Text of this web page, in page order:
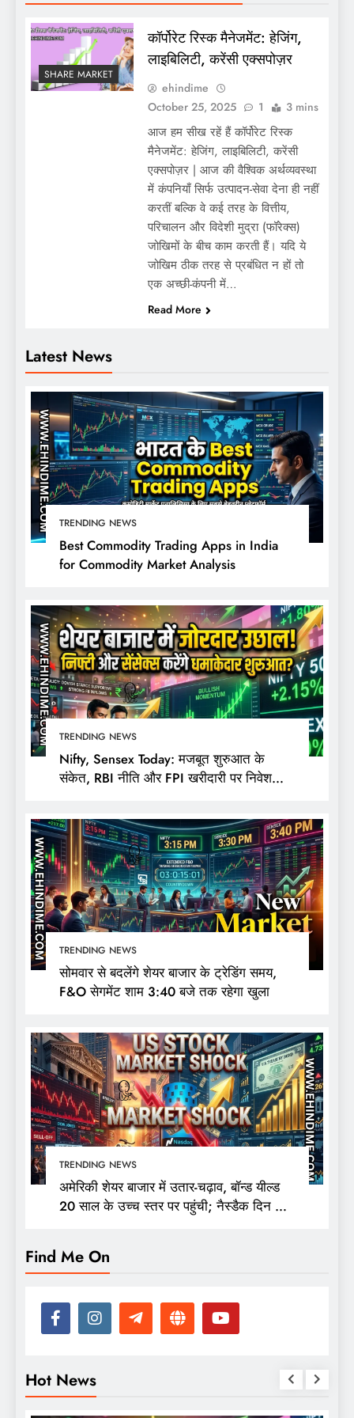
Latest News
TRENDING NEWS
Best Commodity Trading Apps in India
for Commodity Market Analysis
TRENDING NEWS
Nifty, Sensex Today: मजबूत शुरुआत के
संकेत, RBI नीति और FPI खरीदारी पर निवेशकों
TRENDING NEWS
सोमवार से बदलेंगे शेयर बाजार के ट्रेडिंग समय,
F&O सेगमेंट शाम 3:40 बजे तक रहेगा खुला
TRENDING NEWS
अमेरिकी शेयर बाजार में उतार-चढ़ाव, बॉन्ड यील्ड
20 साल के उच्च स्तर पर पहुंची; नैस्डैक दिन की
SHARE MARKET
कॉर्पोरेट रिस्क मैनेजमेंट: हेजिंग,
लाइबिलिटी, करेंसी एक्सपोज़र
ehindime
October 25, 2025
1 3 mins
आज हम सीख रहें हैं कॉर्पोरेट रिस्क
मैनेजमेंट: हेजिंग, लाइबिलिटी, करेंसी
एक्सपोज़र | आज की वैश्विक अर्थव्यवस्था
में कंपनियाँ सिर्फ उत्पादन-सेवा देना ही नहीं
करतीं बल्कि वे कई तरह के वित्तीय,
परिचालन और विदेशी मुद्रा (फॉरेक्स)
जोखिमों के बीच काम करती हैं। यदि ये
जोखिम ठीक तरह से प्रबंधित न हों तो
एक अच्छी-कंपनी में…
Read More
Find Me On
Hot News